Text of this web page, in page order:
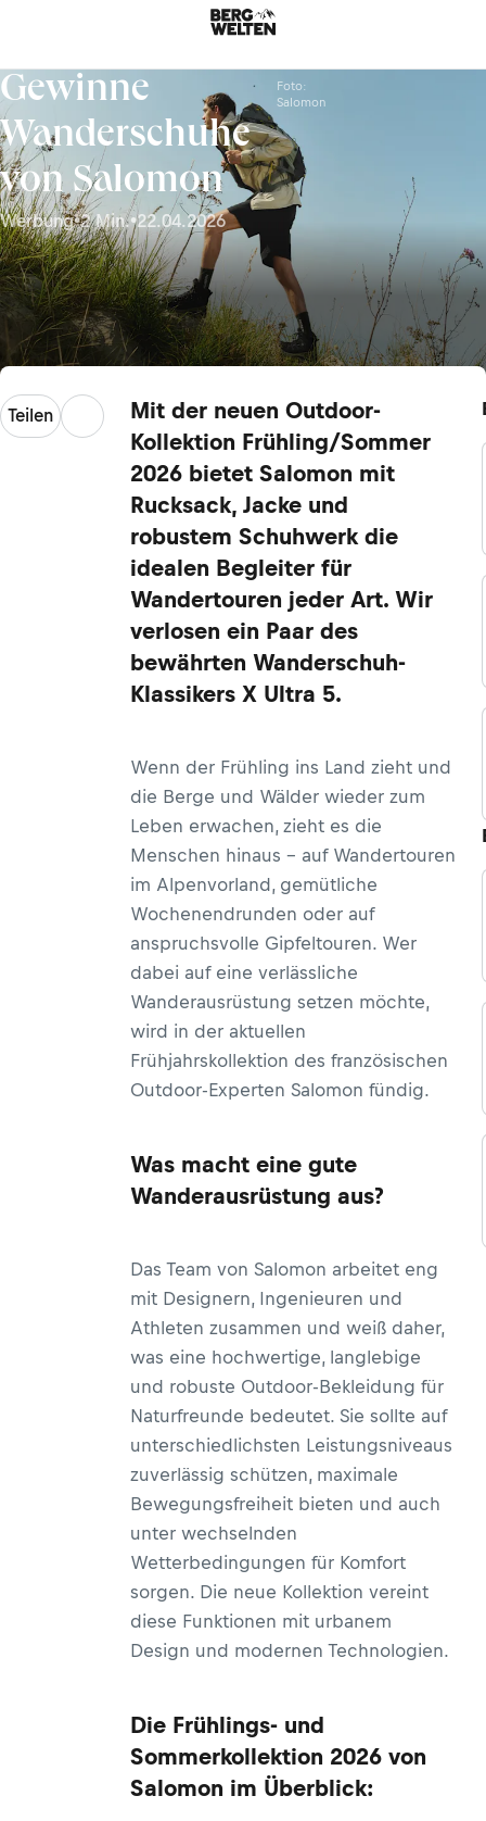
Gewinne
Wanderschuhe
von Salomon
Werbung•2 Min.•22.04.2026
Foto:
Salomon
Teilen
Mit der neuen Outdoor-
Kollektion Frühling/Sommer
2026 bietet Salomon mit
Rucksack, Jacke und
robustem Schuhwerk die
idealen Begleiter für
Wandertouren jeder Art. Wir
verlosen ein Paar des
bewährten Wanderschuh-
Klassikers X Ultra 5.
Wenn der Frühling ins Land zieht und
die Berge und Wälder wieder zum
Leben erwachen, zieht es die
Menschen hinaus – auf Wandertouren
im Alpenvorland, gemütliche
Wochenendrunden oder auf
anspruchsvolle Gipfeltouren. Wer
dabei auf eine verlässliche
Wanderausrüstung setzen möchte,
wird in der aktuellen
Frühjahrskollektion des französischen
Outdoor-Experten Salomon fündig.
Was macht eine gute
Wanderausrüstung aus?
Das Team von Salomon arbeitet eng
mit Designern, Ingenieuren und
Athleten zusammen und weiß daher,
was eine hochwertige, langlebige
und robuste Outdoor-Bekleidung für
Naturfreunde bedeutet. Sie sollte auf
unterschiedlichsten Leistungsniveaus
zuverlässig schützen, maximale
Bewegungsfreiheit bieten und auch
unter wechselnden
Wetterbedingungen für Komfort
sorgen. Die neue Kollektion vereint
diese Funktionen mit urbanem
Design und modernen Technologien.
Die Frühlings- und
Sommerkollektion 2026 von
Salomon im Überblick: